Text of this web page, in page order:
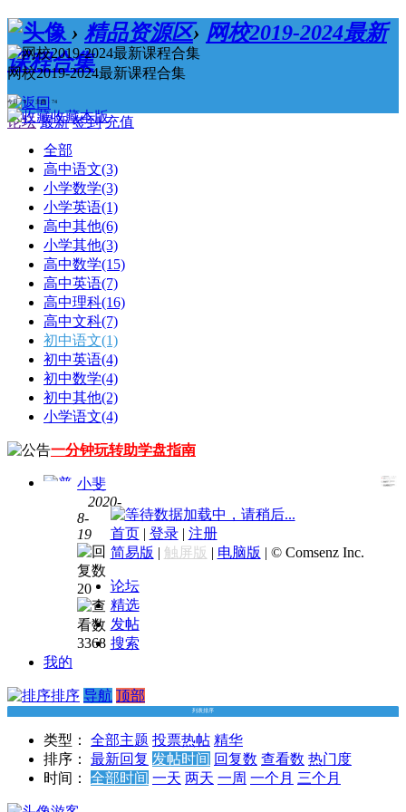
› 精品资源区› 网校2019-2024最新
课程合集
论坛 最新 签到 充值
网校2019-2024最新课程合集
今日：0 / 主题：74
收藏本版
全部
高中语文(3)
小学数学(3)
小学英语(1)
高中其他(6)
小学其他(3)
高中数学(15)
高中英语(7)
高中理科(16)
高中文科(7)
初中语文(1)
初中英语(4)
初中数学(4)
初中其他(2)
小学语文(4)
一分钟玩转助学盘指南
年级
升初
一阅
读写
标班
小斐
2020-
8-
19
20
3368
数据加载中，请稍后...
首页| 登录| 注册
简易版 | 触屏版 | 电脑版 | © Comsenz Inc.
论坛
精选
发帖
搜索
我的
排序 导航 顶部
列表排序
类型： 全部主题 投票热帖 精华
排序：
最新回复 发帖时间 回复数 查看数 热门度
时间：
全部时间 一天 两天 一周 一个月 三个月